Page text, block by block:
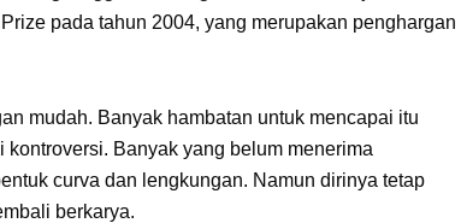
pada tahun 2004, yang merupakan penghargan
mudah. Banyak hambatan untuk mencapai itu
Banyak yang belum menerima
curva dan lengkungan. Namun dirinya tetap
berkarya.